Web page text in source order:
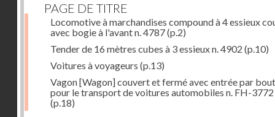
PAGE DE TITRE
Locomotive à marchandises compound à 4 essieux
avec bogie à l'avant n. 4787(p.2)
Tender de 16 mètres cubes à 3 essieux n. 4902 (p.10)
Voitures à voyageurs (p.13)
Vagon [Wagon] couvert et fermé avec entrée par
pour le transport de voitures automobiles n. FH-3772
(p.18)